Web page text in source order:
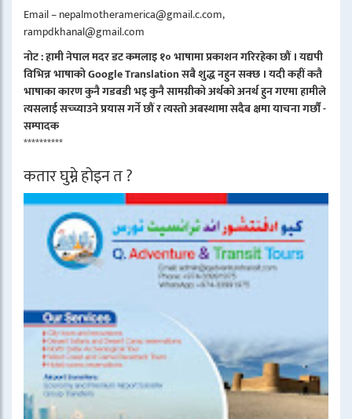
Email – nepalmotheramerica@gmail.c.com,
rampdkhanal@gmail.com
नोट : हामी नेपाल मदर डट कमलाइ १० भाषामा प्रकाशन गरिरहेका छौं । यद्यपी
विभिन्न भाषाको Google Translation सबै शुद्ध नहुन सक्छ । यदी कहीं कतै
भाषाका कारण कुनै गडबडी भइ कुनै सामग्रीको अर्थको अनर्थ हुन गएमा हामीले
त्यसलाई सच्च्याउने प्रयास गर्ने छौं र त्यस्तो अबस्थामा सदैब क्षमा याचना गर्छौं -
सम्पादक
**********
कतार घुम्ने होइन त ?